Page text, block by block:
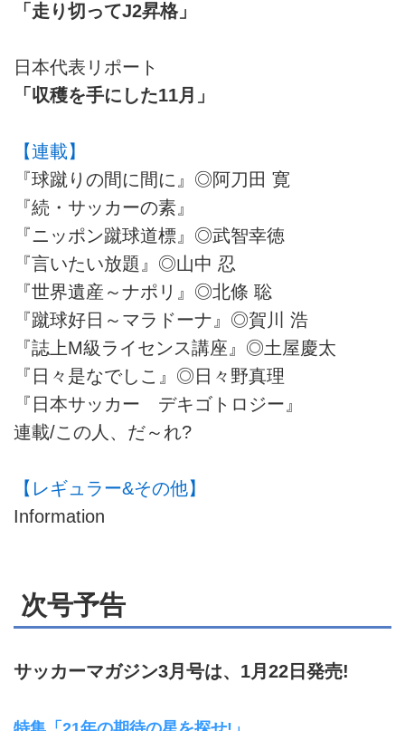
「走り切ってJ2昇格」
日本代表リポート
「収穫を手にした11月」
【連載】
『球蹴りの間に間に』◎阿刀田 寛
『続・サッカーの素』
『ニッポン蹴球道標』◎武智幸徳
『言いたい放題』◎山中 忍
『世界遺産～ナポリ』◎北條 聡
『蹴球好日～マラドーナ』◎賀川 浩
『誌上M級ライセンス講座』◎土屋慶太
『日々是なでしこ』◎日々野真理
『日本サッカー デキゴトロジー』
連載/この人、だ～れ?
【レギュラー&その他】
Information
次号予告
サッカーマガジン3月号は、1月22日発売!